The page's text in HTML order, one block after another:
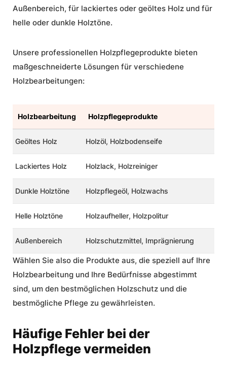
Außenbereich, für lackiertes oder geöltes Holz und für
helle oder dunkle Holztöne.
Unsere professionellen Holzpflegeprodukte bieten
maßgeschneiderte Lösungen für verschiedene
Holzbearbeitungen:
Holzbearbeitung Holzpflegeprodukte
Geöltes Holz Holzöl, Holzbodenseife
Lackiertes Holz Holzlack, Holzreiniger
Dunkle Holztöne Holzpflegeöl, Holzwachs
Helle Holztöne Holzaufheller, Holzpolitur
Außenbereich Holzschutzmittel, Imprägnierung
Wählen Sie also die Produkte aus, die speziell auf Ihre
Holzbearbeitung und Ihre Bedürfnisse abgestimmt
sind, um den bestmöglichen Holzschutz und die
bestmögliche Pflege zu gewährleisten.
Häufige Fehler bei der
Holzpflege vermeiden